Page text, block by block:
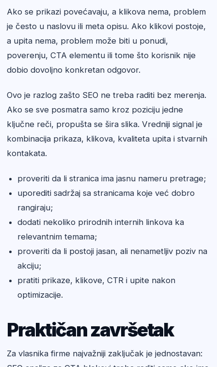
Ako se prikazi povećavaju, a klikova nema, problem
je često u naslovu ili meta opisu. Ako klikovi postoje,
a upita nema, problem može biti u ponudi,
poverenju, CTA elementu ili tome što korisnik nije
dobio dovoljno konkretan odgovor.
Ovo je razlog zašto SEO ne treba raditi bez merenja.
Ako se sve posmatra samo kroz poziciju jedne
ključne reči, propušta se šira slika. Vredniji signal je
kombinacija prikaza, klikova, kvaliteta upita i stvarnih
kontakata.
proveriti da li stranica ima jasnu nameru pretrage;
uporediti sadržaj sa stranicama koje već dobro
rangiraju;
dodati nekoliko prirodnih internih linkova ka
relevantnim temama;
proveriti da li postoji jasan, ali nenametljiv poziv na
akciju;
pratiti prikaze, klikove, CTR i upite nakon
optimizacije.
Praktičan završetak
Za vlasnika firme najvažniji zaključak je jednostavan: